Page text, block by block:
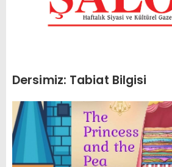
Dersimiz: Tabiat Bilgisi